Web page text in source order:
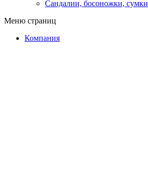
Сандалии, босоножки, сумки
Меню страниц
Компания